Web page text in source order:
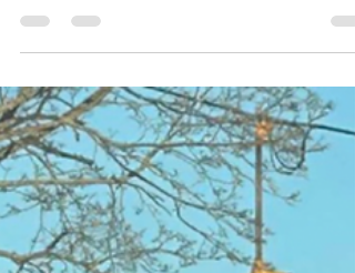
“No Kings” en
Riverhead: la
culminación de un día
de protestas
históricas en el East
End